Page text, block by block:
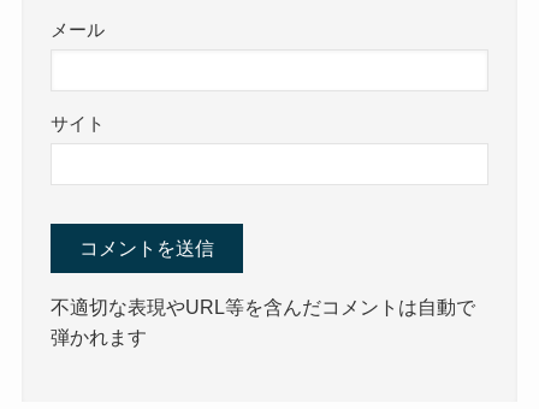
メール
サイト
不適切な表現やURL等を含んだコメントは自動で
弾かれます